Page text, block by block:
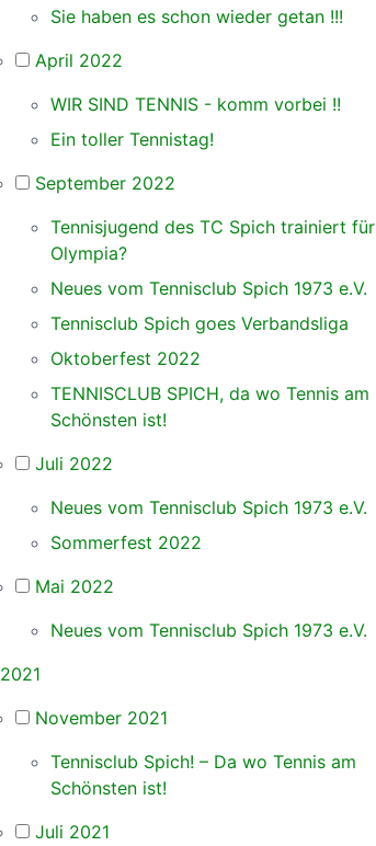
Sie haben es schon wieder getan !!!
April 2022
WIR SIND TENNIS - komm vorbei !!
Ein toller Tennistag!
September 2022
Tennisjugend des TC Spich trainiert für
Olympia?
Neues vom Tennisclub Spich 1973 e.V.
Tennisclub Spich goes Verbandsliga
Oktoberfest 2022
TENNISCLUB SPICH, da wo Tennis am
Schönsten ist!
Juli 2022
Neues vom Tennisclub Spich 1973 e.V.
Sommerfest 2022
Mai 2022
Neues vom Tennisclub Spich 1973 e.V.
2021
November 2021
Tennisclub Spich! – Da wo Tennis am
Schönsten ist!
Juli 2021